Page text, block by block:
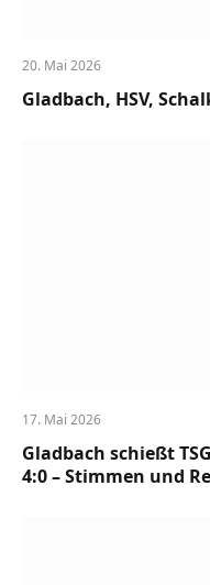
20. Mai 2026
Gladbach, HSV,
17. Mai 2026
Gladbach schießt
4:0 – Stimmen und